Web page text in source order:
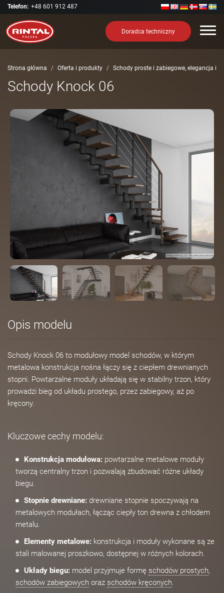
Telefon: +48 601 912 487
Doradca techniczny
Strona główna Oferta i produkty Schody proste i zabiegowe, elegancja i
Schody Knock 06
Opis modelu
Schody Knock 06 to modułowy model schodów, w którym
metalowa konstrukcja nośna łączy się z ciepłem drewnianych
stopni. Powtarzalne moduły układają się w stabilny trzon, który
prowadzi bieg od układu prostego, przez zabiegowy, aż po
kręcony.
Kluczowe cechy modelu:
Konstrukcja modułowa: powtarzalne metalowe moduły
tworzą centralny trzon i pozwalają zbudować różne układy
biegu.
Stopnie drewniane: drewniane stopnie spoczywają na
metalowych modułach, łącząc ciepły ton drewna z chłodem
metalu.
Elementy metalowe: konstrukcja i moduły wykonane są ze
stali malowanej proszkowo, dostępnej w różnych kolorach.
Układy biegu: model przyjmuje formę schodów prostych,
schodów zabiegowych oraz schodów kręconych.